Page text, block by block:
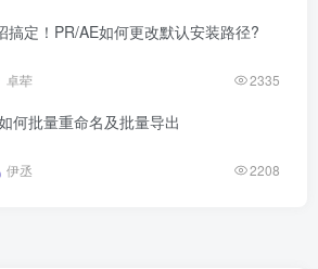
搞定！PR/AE如何更改默认安装路径?
卓荦 2335
何批量重命名及批量导出
伊丞 2208